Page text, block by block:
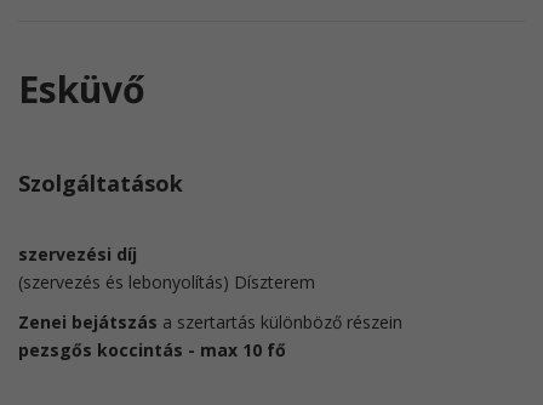
Esküvő
Szolgáltatások
szervezési díj
(szervezés és lebonyolítás) Díszterem
Zenei bejátszás a szertartás különböző részein
pezsgős koccintás - max 10 fő